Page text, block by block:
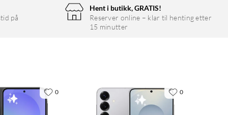
på
Hent i butikk, GRATIS!
Reserver online – klar til henting etter
15 minutter
0 0